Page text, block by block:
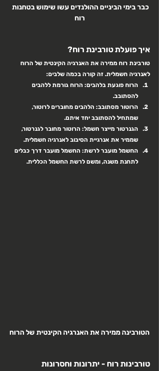
כבר בימי הביניים ההולנדים עשו שימוש בטחנות
רוח
איך פועלת טורבינת רוח?
טורבינת רוח ממירה את האנרגיה הקינטית של הרוח
לאנרגיה חשמלית. זה קורה בכמה שלבים:
הרוח פוגעת בלהבים: הרוח גורמת ללהבים
להסתובב.
הרוטור מסתובב: הלהבים מחוברים לרוטור,
שמתחיל להסתובב יחד איתם.
הגנרטור מייצר חשמל: הרוטור מחובר לגנרטור,
שממיר את אנרגיית הסיבוב לאנרגיה חשמלית.
החשמל מועבר לרשת: החשמל מועבר דרך כבלים
לתחנת משנה, ומשם לרשת החשמל הכללית.
הטורבינה ממירה את האנרגיה הקינטית של הרוח
טורבינות רוח - יתרונות וחסרונות